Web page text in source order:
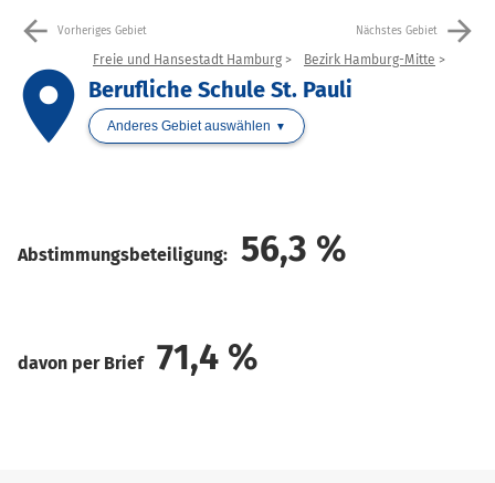
arrow_back Vorheriges Gebiet Nächstes Gebiet arrow_forward
place
Freie und Hansestadt Hamburg Bezirk Hamburg-Mitte
Berufliche Schule St. Pauli
Anderes Gebiet auswählen
Abstimmungsbeteiligung: 56,3 %
davon per Brief 71,4 %